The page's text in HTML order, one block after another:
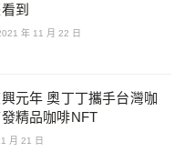
到
年 11 月 22 日
元年 奧丁丁攜手台灣咖
精品咖啡NFT
月 21 日